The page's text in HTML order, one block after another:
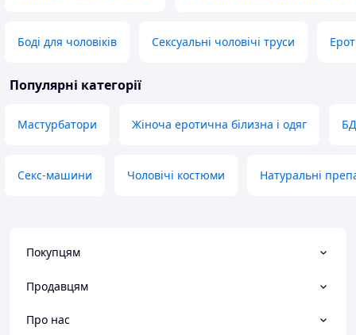
Боді для чоловіків Сексуальні чоловічі труси
Популярні категорії
Мастурбатори Жіноча еротична білизна і одяг
Секс-машини Чоловічі костюми Натуральні
Покупцям
Продавцям
Про нас